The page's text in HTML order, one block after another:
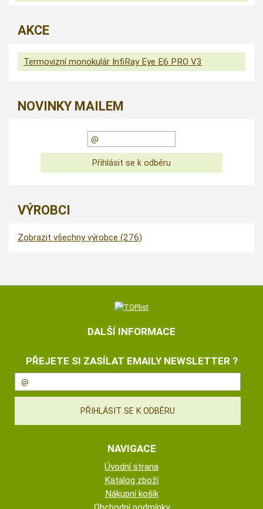
AKCE
Termovizní monokulár InfiRay Eye E6 PRO V3
NOVINKY MAILEM
VÝROBCI
Zobrazit všechny výrobce (276)
DALŠÍ INFORMACE
PŘEJETE SI ZASÍLAT EMAILY NEWSLETTER ?
NAVIGACE
Úvodní strana
Katalog zboží
Nákupní košík